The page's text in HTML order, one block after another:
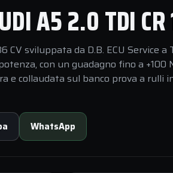
A5 2.0 TDI CR
CV sviluppata da D.B. ECU Service a
con un guadagno fino a +100
e collaudata sul banco prova a rulli
WhatsApp